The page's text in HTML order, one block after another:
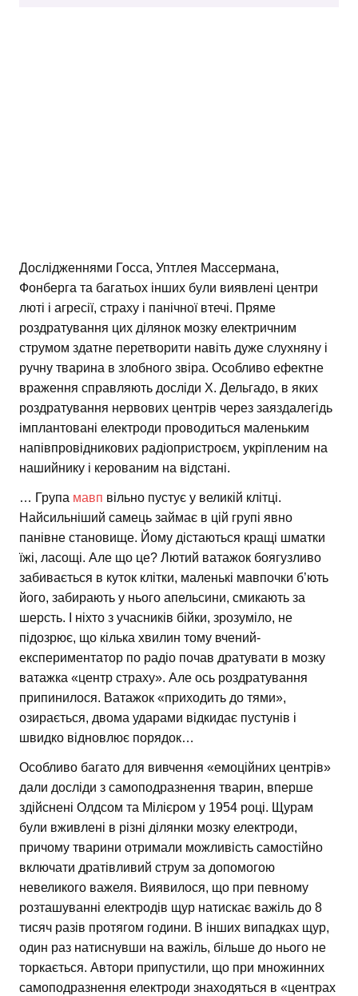
Дослідженнями Госса, Уптлея Массермана,
Фонберга та багатьох інших були виявлені центри
люті і агресії, страху і панічної втечі. Пряме
роздратування цих ділянок мозку електричним
струмом здатне перетворити навіть дуже слухняну і
ручну тварина в злобного звіра. Особливо ефектне
враження справляють досліди X. Дельгадо, в яких
роздратування нервових центрів через заяздалегідь
імплантовані електроди проводиться маленьким
напівпровідникових радіопристроєм, укріпленим на
нашийнику і керованим на відстані.
… Група мавп вільно пустує у великій клітці.
Найсильніший самець займає в цій групі явно
панівне становище. Йому дістаються кращі шматки
їжі, ласощі. Але що це? Лютий ватажок боягузливо
забивається в куток клітки, маленькі мавпочки б’ють
його, забирають у нього апельсини, смикають за
шерсть. І ніхто з учасників бійки, зрозуміло, не
підозрює, що кілька хвилин тому вчений-
експериментатор по радіо почав дратувати в мозку
ватажка «центр страху». Але ось роздратування
припинилося. Ватажок «приходить до тями»,
озирається, двома ударами відкидає пустунів і
швидко відновлює порядок…
Особливо багато для вивчення «емоційних центрів»
дали досліди з самоподразнення тварин, вперше
здійснені Олдсом та Мілієром у 1954 році. Щурам
були вживлені в різні ділянки мозку електроди,
причому тварини отримали можливість самостійно
включати дратівливий струм за допомогою
невеликого важеля. Виявилося, що при певному
розташуванні електродів щур натискає важіль до 8
тисяч разів протягом години. В інших випадках щур,
один раз натиснувши на важіль, більше до нього не
торкається. Автори припустили, що при множинних
самоподразнення електроди знаходяться в «центрах